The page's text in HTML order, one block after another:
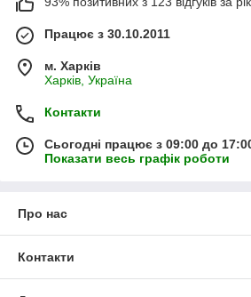
Працює з 30.10.2011
м. Харків
Харків, Україна
Контакти
Сьогодні працює з 09:00 до
Показати весь графік роботи
Про нас
Контакти